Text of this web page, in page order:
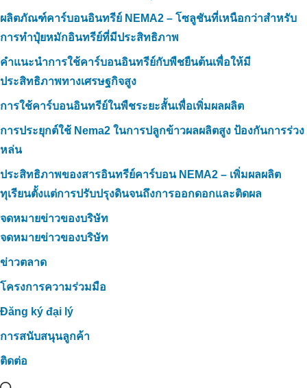
ผลิตภัณฑ์คาร์บอนอินทรีย์ NEMA2 – โซลูชันที่เหนือกว่าสำหรับ
การทำปุ๋ยหมักอินทรีย์ที่มีประสิทธิภาพ
คำแนะนำการใช้คาร์บอนอินทรีย์กับพืชยืนต้นเพื่อให้มี
ประสิทธิภาพทางเศรษฐกิจสูง
การใช้คาร์บอนอินทรีย์ในพืชระยะสั้นเพื่อเพิ่มผลผลิต
การประยุกต์ใช้ Nema2 ในการปลูกข้าวผลผลิตสูง ป้องกันการร่วง
หล่น
ประสิทธิภาพของสารอินทรีย์คาร์บอน NEMA2 – เพิ่มผลผลิต
ทุเรียนตั้งแต่การปรับปรุงดินจนถึงการออกดอกและติดผล
จดหมายข่าวของบริษัท
จดหมายข่าวของบริษัท
ข่าวตลาด
โครงการความร่วมมือ
Đăng ký đại lý
การสนับสนุนลูกค้า
ติดต่อ